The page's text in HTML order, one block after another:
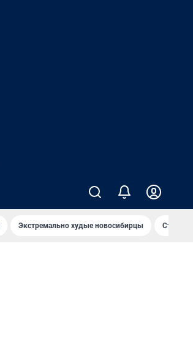
Экстремально худые новосибирцы Старт